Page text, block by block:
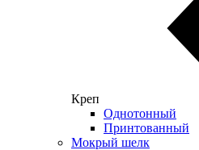
Креп
Однотонный
Принтованный
Мокрый шелк